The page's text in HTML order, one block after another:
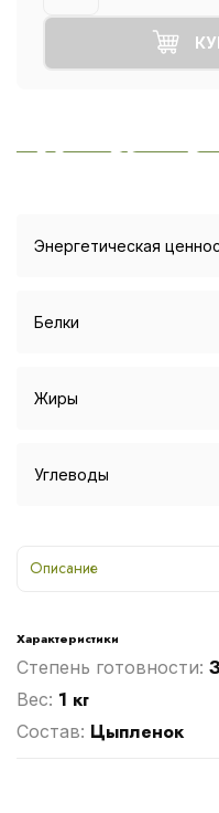
Энергетическая
Белки
Жиры
Углеводы
Описание
Характеристики
Степень готовности:
Вес: 1 кг
Cостав: Цыпленок